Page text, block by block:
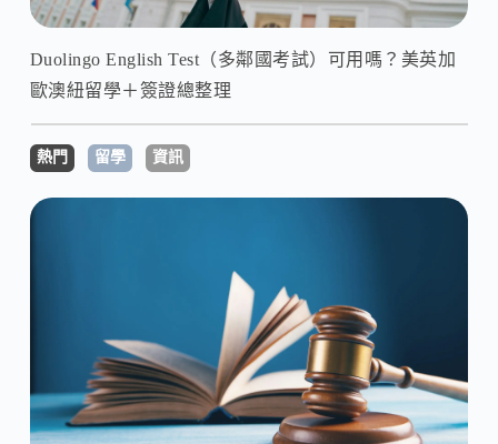
Duolingo English Test（多鄰國考試）可用嗎？美英加
歐澳紐留學＋簽證總整理
熱門 留學 資訊